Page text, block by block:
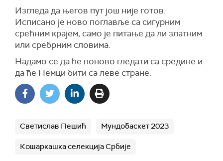
Изгледа да његов пут још није готов.
Исписано је ново поглавље са сигурним
срећним крајем, само је питање да ли златним
или сребрним словима.
Надамо се да ће поново гледати са средине и
да ће Немци бити са леве стране.
Светислав Пешић Мундобаскет 2023
Кошаркашка селекција Србије